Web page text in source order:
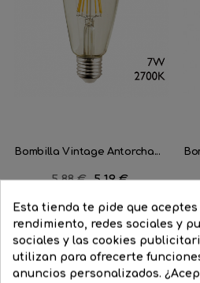
Bombilla Vintage Antorcha...
Precio
5,88 € Precio
5,19 €

Esta tienda te pide que
rendimiento, redes sociales y
sociales y las cookies
utilizan para ofrecerte
anuncios personalizados.